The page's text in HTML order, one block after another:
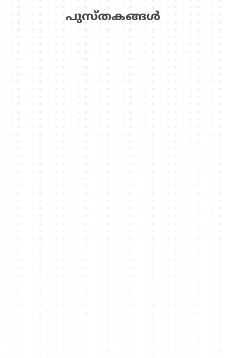
പുസ്‌തകങ്ങള്‍